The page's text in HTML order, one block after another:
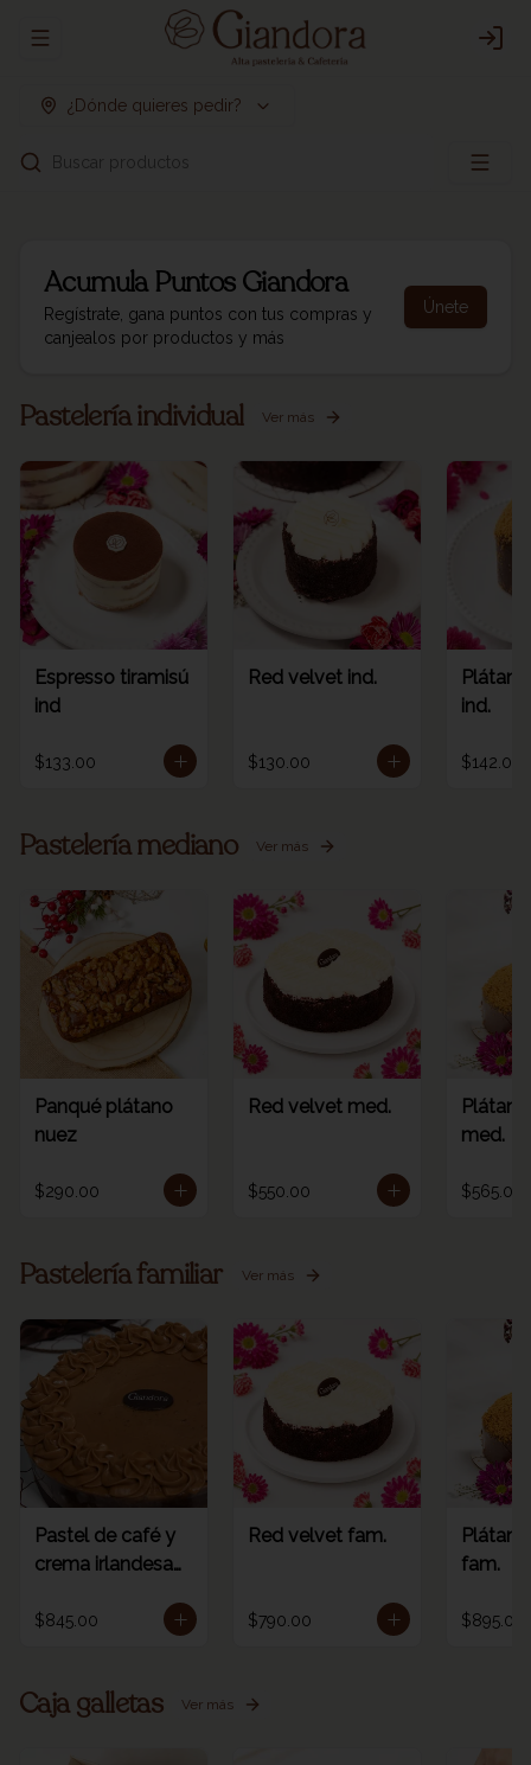
Abrir menu de navegación
¿Dónde quieres pedir?
Buscar productos
AcumulaPuntos Giandora
Regístrate, gana puntos con tus compras y
canjealos por productos y más
Únete
Pastelería individual Ver más
Espresso tiramisú
ind
$133.00
Red velvet ind.
$130.00
ind.
$142.00
Pastelería mediano Ver más
Panqué plátano
nuez
$290.00
Red velvet med.
$550.00
med.
$565.00
Pastelería familiar Ver más
Pastel de café y
crema irlandesa
$845.00
Red velvet fam.
$790.00
fam.
$895.00
Caja galletas Ver más